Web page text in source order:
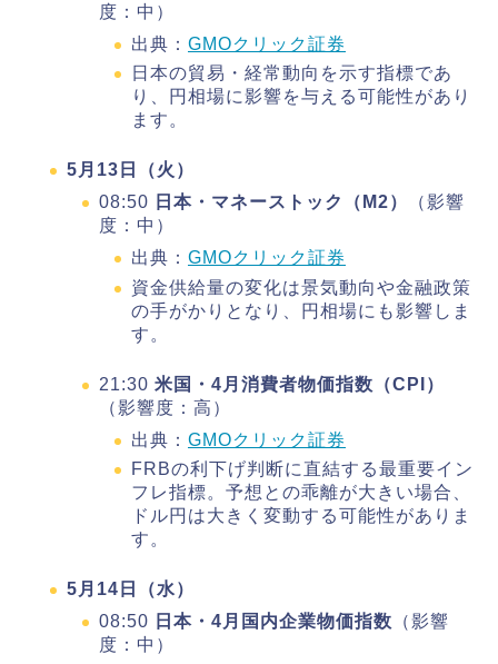
度：中）
出典： GMOクリック証券
日本の貿易・経常動向を示す指標であ
り、円相場に影響を与える可能性があり
ます。
5月13日（火）
08:50 日本・マネーストック（M2）
（影響
度：中）
出典： GMOクリック証券
資金供給量の変化は景気動向や金融政策
の手がかりとなり、円相場にも影響しま
す。
21:30 米国・4月消費者物価指数（CPI）
（影響度：高）
出典： GMOクリック証券
FRBの利下げ判断に直結する最重要イン
フレ指標。予想との乖離が大きい場合、
ドル円は大きく変動する可能性がありま
す。
5月14日（水）
08:50 日本・4月国内企業物価指数 （影響
度：中）